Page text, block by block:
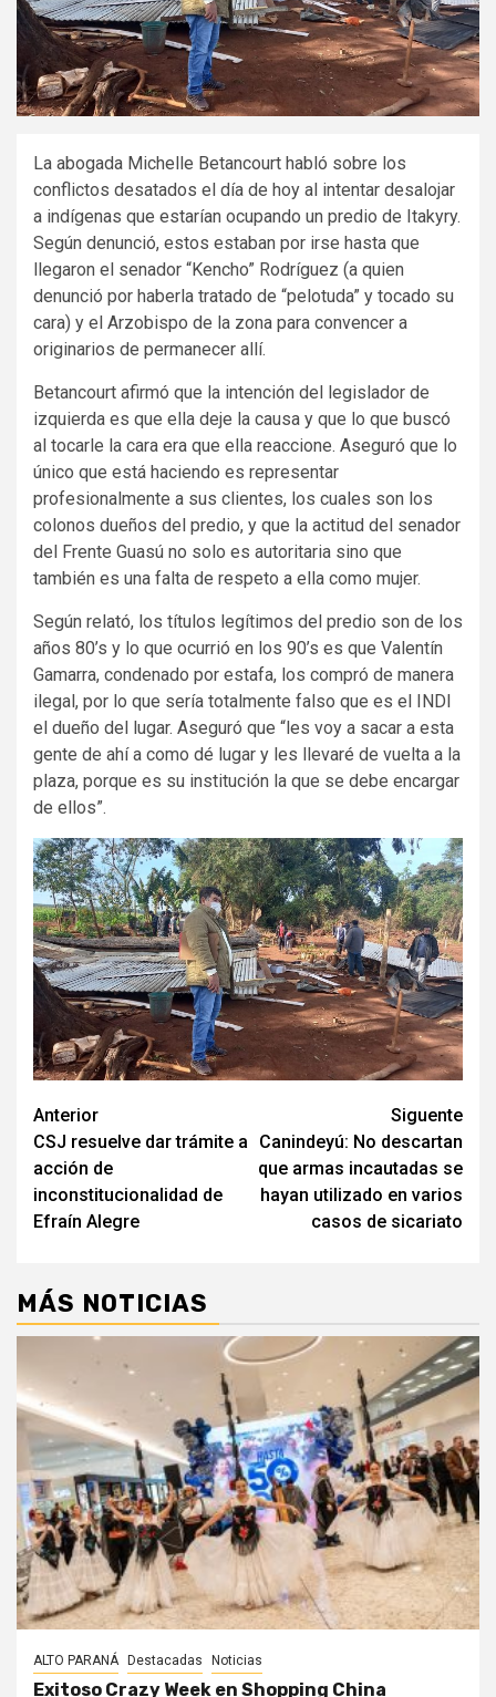
La abogada Michelle Betancourt habló sobre los
conflictos desatados el día de hoy al intentar desalojar
a indígenas que estarían ocupando un predio de Itakyry.
Según denunció, estos estaban por irse hasta que
llegaron el senador “Kencho” Rodríguez (a quien
denunció por haberla tratado de “pelotuda” y tocado su
cara) y el Arzobispo de la zona para convencer a
originarios de permanecer allí.
Betancourt afirmó que la intención del legislador de
izquierda es que ella deje la causa y que lo que buscó
al tocarle la cara era que ella reaccione. Aseguró que lo
único que está haciendo es representar
profesionalmente a sus clientes, los cuales son los
colonos dueños del predio, y que la actitud del senador
del Frente Guasú no solo es autoritaria sino que
también es una falta de respeto a ella como mujer.
Según relató, los títulos legítimos del predio son de los
años 80’s y lo que ocurrió en los 90’s es que Valentín
Gamarra, condenado por estafa, los compró de manera
ilegal, por lo que sería totalmente falso que es el INDI
el dueño del lugar. Aseguró que “les voy a sacar a esta
gente de ahí a como dé lugar y les llevaré de vuelta a la
plaza, porque es su institución la que se debe encargar
de ellos”.
Navegación
de
entradas
Anterior
CSJ resuelve dar trámite a
acción de
inconstitucionalidad de
Efraín Alegre
Siguente
Canindeyú: No descartan
que armas incautadas se
hayan utilizado en varios
casos de sicariato
MÁS NOTICIAS
ALTO PARANÁ Destacadas Noticias
Exitoso Crazy Week en Shopping China